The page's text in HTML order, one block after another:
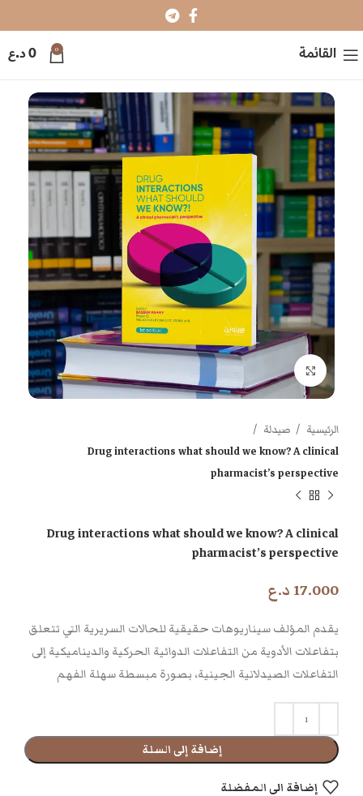
القائمة 0
0د.ع
اضغط للتكبير
الرئيسية
صيدلة
Drug interactions what should we know? A clinical
pharmacist’s perspective
Drug interactions what should we know? A clinical
pharmacist’s perspective
17.000 د.ع
يقدم المؤلف سيناريوهات حقيقية للحالات السريرية التي تتعلق
بتفاعلات الأدوية من التفاعلات الدوائية الحركية والديناميكية إلى
التفاعلات الصيدلانية الجينية، بصورة مبسطة سهلة الفهم
إضافة إلى السلة
إضافة الى المفضلة